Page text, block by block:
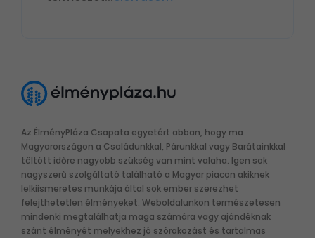
Az ÉlményPláza Csapata egyetért abban, hogy ma
Magyarországon a Családunkkal, Párunkkal vagy Barátainkkal
töltött időre nagyobb szükség van mint valaha. Igen sok
nagyszerű szolgáltató található a Magyar piacon akiknek
lelkiismeretes munkája által sok ember szerezhet
felejthetetlen élményeket. Weboldalunkon természetesen
mindenki megtalálhatja maga számára vagy ajándéknak
szánt élményét melyekhez jó szórakozást és tartalmas